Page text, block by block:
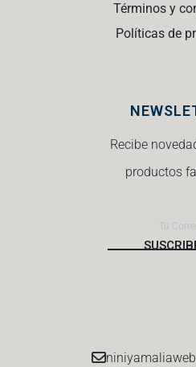
Términos y
Políticas de
Recibe
productos